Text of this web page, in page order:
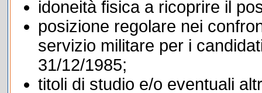
idoneità fisica a ricoprire il
posizione regolare nei
servizio militare per i
31/12/1985;
titoli di studio e/o eventuali